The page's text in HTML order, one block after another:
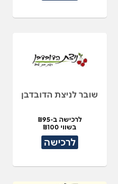
שובר לניצת הדובדבן
לרכישה ב-₪95
בשווי ₪100
לרכישה